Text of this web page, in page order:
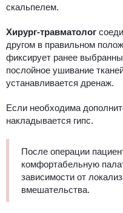
скальпелем.
Хирург-травматолог
другом в правильном
фиксирует ранее
послойное ушивание
устанавливается дренаж.
Если необходима
накладывается гипс.
После операции
комфортабельную
зависимости от
вмешательства.